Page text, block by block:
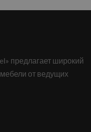
предлагает широкий
от ведущих